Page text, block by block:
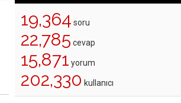
19,364 soru
22,785 cevap
15,871 yorum
202,330 kullanıcı